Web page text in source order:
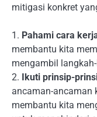
mitigasi konkret
1. Pahami cara
membantu kita
mengambil
2. Ikuti prinsip-
ancaman-ancaman
membantu kita